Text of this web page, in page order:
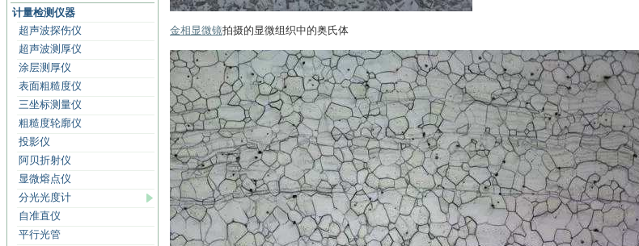
计量检测仪器
超声波探伤仪
超声波测厚仪
涂层测厚仪
表面粗糙度仪
三坐标测量仪
粗糙度轮廓仪
投影仪
阿贝折射仪
显微熔点仪
分光光度计
自准直仪
平行光管
金相显微镜拍摄的显微组织中的奥氏体